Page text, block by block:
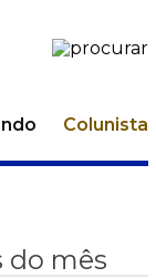
Colunista
do mês